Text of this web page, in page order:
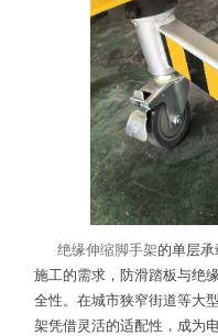
绝缘伸缩脚手架的单层
施工的需求，防滑踏板与绝
全性。在城市狭窄街道等大
架凭借灵活的适配性，成为